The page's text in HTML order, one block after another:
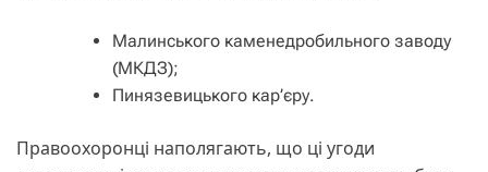
Малинського каменедробильного заводу
(МКДЗ);
Пинязевицького кар’єру.
Правоохоронці наполягають, що ці угоди